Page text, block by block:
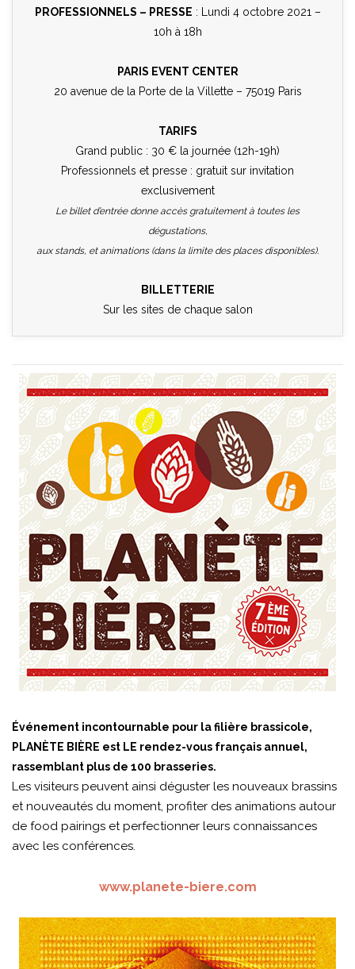
PROFESSIONNELS – PRESSE : Lundi 4 octobre 2021 –
10h à 18h
PARIS EVENT CENTER
20 avenue de la Porte de la Villette – 75019 Paris
TARIFS
Grand public : 30 € la journée (12h-19h)
Professionnels et presse : gratuit sur invitation
exclusivement
Le billet d’entrée donne accès gratuitement à toutes les
dégustations,
aux stands, et animations (dans la limite des places disponibles).
BILLETTERIE
Sur les sites de chaque salon
Événement incontournable pour la filière brassicole,
PLANÈTE BIÈRE est LE rendez-vous français annuel,
rassemblant plus de 100 brasseries.
Les visiteurs peuvent ainsi déguster les nouveaux brassins
et nouveautés du moment, profiter des animations autour
de food pairings et perfectionner leurs connaissances
avec les conférences.
www.planete-biere.com